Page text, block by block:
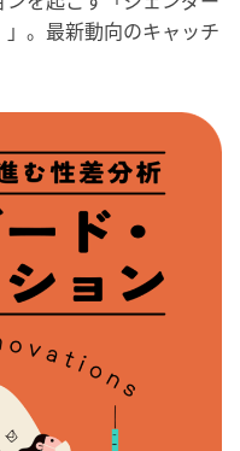
。最新動向のキャッチ